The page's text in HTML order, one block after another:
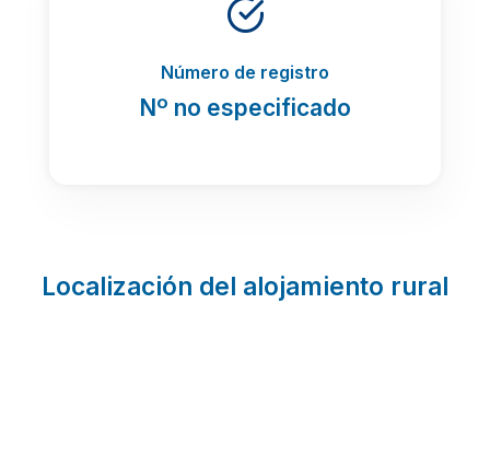
Número de registro
Nº no especificado
Localización del alojamiento rural